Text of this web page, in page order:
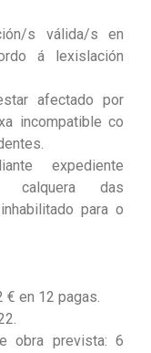
s válida/s en
á lexislación
afectado por
incompatible co
expediente
calquera das
para o
€ en 12 pagas.
obra prevista: 6